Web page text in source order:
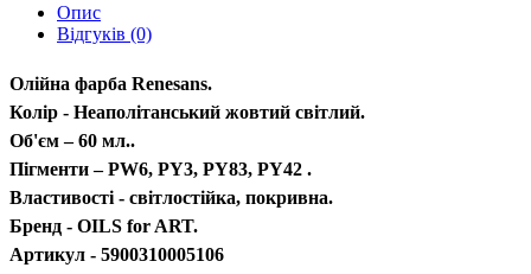
Опис
Відгуків (0)
Олійна фарба Renesans.
Колір - Неаполітанський жовтий світлий.
Об'єм – 60 мл..
Пігменти – PW6, PY3, PY83, PY42 .
Властивості - світлостійка, покривна.
Бренд - OILS for ART.
Артикул - 5900310005106